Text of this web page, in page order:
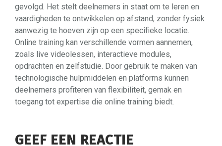
gevolgd. Het stelt deelnemers in staat om te leren en
vaardigheden te ontwikkelen op afstand, zonder fysiek
aanwezig te hoeven zijn op een specifieke locatie.
Online training kan verschillende vormen aannemen,
zoals live videolessen, interactieve modules,
opdrachten en zelfstudie. Door gebruik te maken van
technologische hulpmiddelen en platforms kunnen
deelnemers profiteren van flexibiliteit, gemak en
toegang tot expertise die online training biedt.
GEEF EEN REACTIE